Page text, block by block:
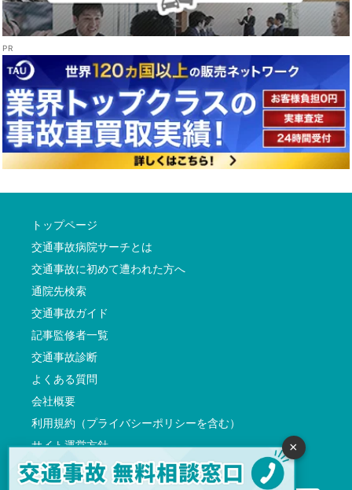
トップページ
交通事故病院サーチとは
交通事故に初めて遭われた方へ
通院先検索
交通事故ガイド
記事監修者一覧
交通事故診断
よくある質問
会社概要
利用規約（プライバシーポリシーを含む）
サイト運営方針
反社会的勢力に対する基本方針
×